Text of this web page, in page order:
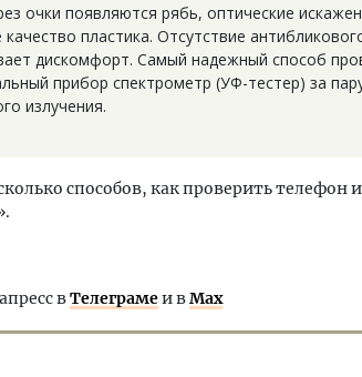
очки появляются рябь, оптические
качество пластика. Отсутствие
дискомфорт. Самый надежный способ
прибор спектрометр (УФ-тестер) за
излучения.
способов, как проверить телефон
вТелеграмеи вMax